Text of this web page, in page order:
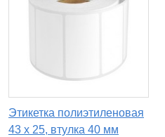
Этикетка полиэтиленовая
43 x 25, втулка 40 мм